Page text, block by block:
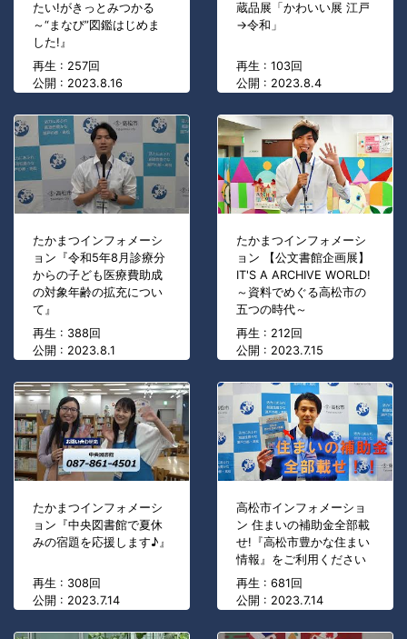
たい!がきっとみつかる
～“まなび”図鑑はじめま
した!』
再生 : 257回
公開 : 2023.8.16
蔵品展「かわいい展 江戸
→令和」
再生 : 103回
公開 : 2023.8.4
たかまつインフォメーシ
ョン『令和5年8月診療分
からの子ども医療費助成
の対象年齢の拡充につい
て』
再生 : 388回
公開 : 2023.8.1
たかまつインフォメーシ
ョン 【公文書館企画展】
IT'S A ARCHIVE WORLD!
～資料でめぐる高松市の
五つの時代～
再生 : 212回
公開 : 2023.7.15
たかまつインフォメーシ
ョン『中央図書館で夏休
みの宿題を応援します♪』
再生 : 308回
公開 : 2023.7.14
高松市インフォメーショ
ン 住まいの補助金全部載
せ!『高松市豊かな住まい
情報』をご利用ください
再生 : 681回
公開 : 2023.7.14